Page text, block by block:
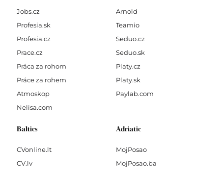
Jobs.cz
Profesia.sk
Profesia.cz
Prace.cz
Práca za rohom
Práce za rohem
Atmoskop
Nelisa.com
Arnold
Teamio
Seduo.cz
Seduo.sk
Platy.cz
Platy.sk
Paylab.com
Baltics
CVonline.lt
CV.lv
Adriatic
MojPosao
MojPosao.ba